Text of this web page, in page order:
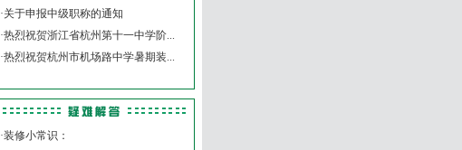
·关于申报中级职称的通知
·热烈祝贺浙江省杭州第十一中学阶...
·热烈祝贺杭州市机场路中学暑期装...
·装修小常识：